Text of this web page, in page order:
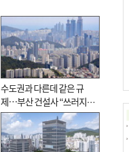
수도권과 다른데 같은 규
제…부산 건설사 “쓰러지기
직전”